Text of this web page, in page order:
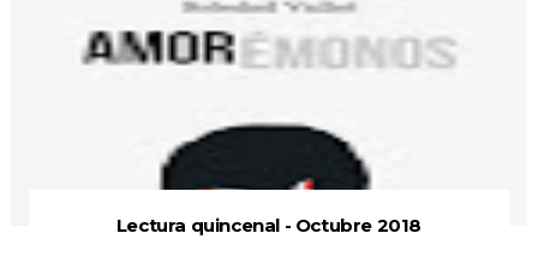
Lectura quincenal - Octubre 2018